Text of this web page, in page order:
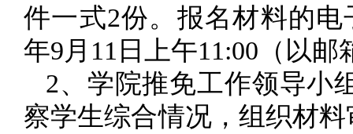
件一式2份。报名材料的电
年9月11日上午11:00（以
2、学院推免工作领导小
察学生综合情况，组织材